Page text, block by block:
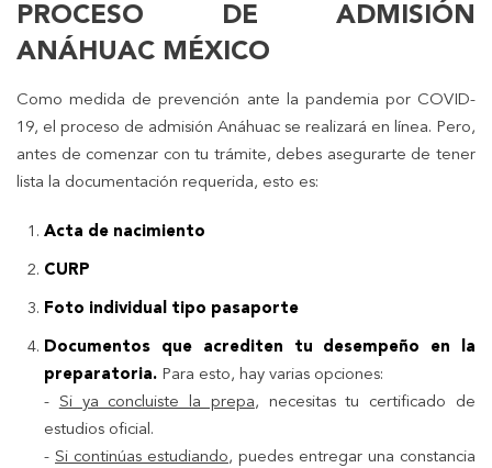
PROCESO DE ADMISIÓN
ANÁHUAC MÉXICO
Como medida de prevención ante la pandemia por COVID-
19, el proceso de admisión Anáhuac se realizará en línea. Pero,
antes de comenzar con tu trámite, debes asegurarte de tener
lista la documentación requerida, esto es:
Acta de nacimiento
CURP
Foto individual tipo pasaporte
Documentos que acrediten tu desempeño en la
preparatoria. Para esto, hay varias opciones:
- Si ya concluiste la prepa, necesitas tu certificado de
estudios oficial.
- Si continúas estudiando, puedes entregar una constancia